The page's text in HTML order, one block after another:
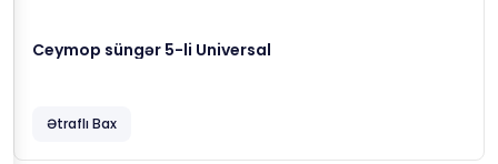
Ceymop süngər 5-li Universal
Ətraflı Bax